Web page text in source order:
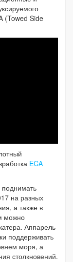
(Towed Side
ECA
поднимать
на разных
а также в
можно
Аппарель
поддерживать
моря, а
столкновений.